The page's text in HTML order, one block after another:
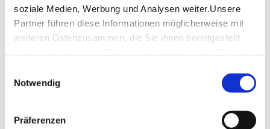
soziale Medien, Werbung und Analysen weiter.Unsere
Partner führen diese Informationen möglicherweise mit
weiteren Datenzusammen, die Sie ihnen bereitgestellt
Impressum
Notwendig
Präferenzen
Planen Sie Ihre Anreise
Verkehrs- und Tarifverbund Stuttgart GmbH
Fahrplanauskunft des VVS
Deutsche Bahn AG
Google Maps Route